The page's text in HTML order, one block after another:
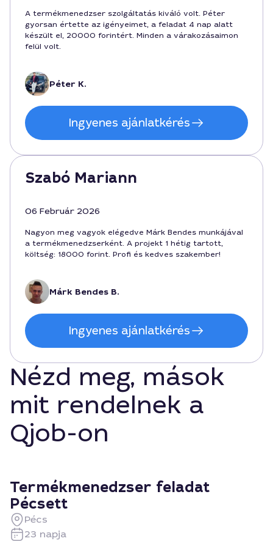
A termékmenedzser szolgáltatás kiváló volt. Péter
gyorsan értette az igényeimet, a feladat 4 nap alatt
készült el, 20000 forintért. Minden a várakozásaimon
felül volt.
Péter K.
Ingyenes ajánlatkérés
Szabó Mariann
06 Február 2026
Nagyon meg vagyok elégedve Márk Bendes munkájával
a termékmenedzserként. A projekt 1 hétig tartott,
költség: 18000 forint. Profi és kedves szakember!
Márk Bendes B.
Ingyenes ajánlatkérés
Nézd meg, mások
mit rendelnek a
Qjob-on
Termékmenedzser feladat
Pécsett
Pécs
23 napja